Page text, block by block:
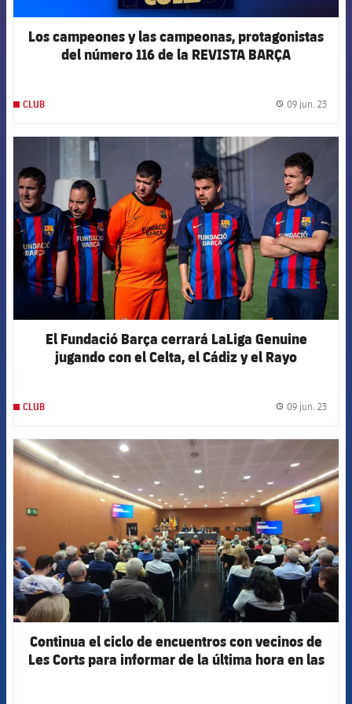
Los campeones y las campeonas, protagonistas
del número 116 de la REVISTA BARÇA
CLUB 09 jun. 23
FCB Barcelona badge
El Fundació Barça cerrará LaLiga Genuine
jugando con el Celta, el Cádiz y el Rayo
CLUB 09 jun. 23
FCB Barcelona badge
Continua el ciclo de encuentros con vecinos de
Les Corts para informar de la última hora en las